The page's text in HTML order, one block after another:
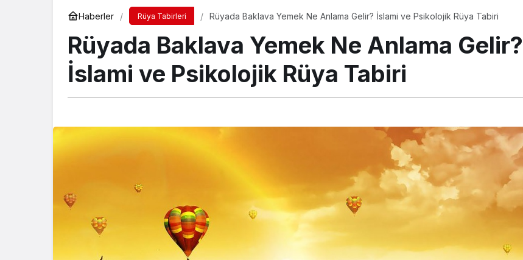
Haberler Rüya Tabirleri Rüyada Baklava Yemek Ne Anlama Gelir? İslami ve Psikolojik Rüya Tabiri
Rüyada Baklava Yemek Ne Anlama Gelir?
İslami ve Psikolojik Rüya Tabiri
Kataloğu… Bu Hafta Hangi
Ürünler İndirimli? Detayları
Görmek İçin Hemen
Tıklayın!
Rüya Tabirleri
Rüyada Kol Saati Görmek
Ne Anlama Gelir? İslami ve